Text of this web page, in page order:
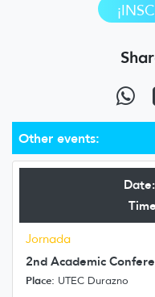
Other events:
Date:
Jornada
2nd Academic
Place: UTEC Durazno